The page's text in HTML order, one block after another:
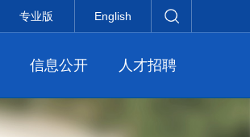
专业版 English
信息公开 人才招聘